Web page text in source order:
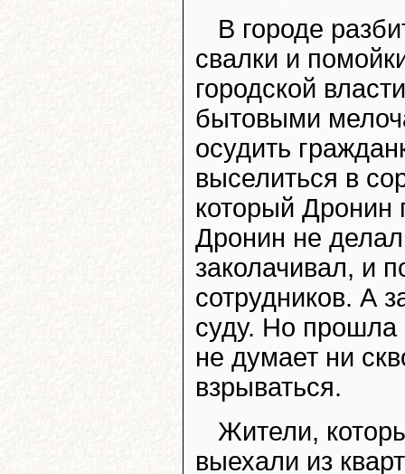
В городе
свалки и
городской
бытовыми
осудить
выселиться в
который Дронин
Дронин не
заколачивал, и
сотрудников. А
суду. Но прошла
не думает ни
взрываться.
Жители,
выехали из